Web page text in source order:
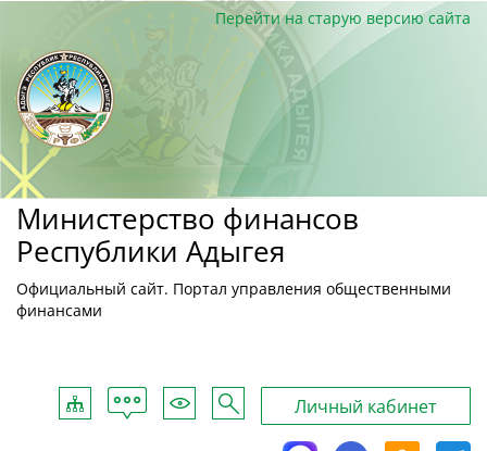
Министерство финансов
Республики Адыгея
Официальный сайт. Портал управления общественными
финансами
Карта
сайта
Обратная
связь
Для
слабовидящих
Поиск
Личный кабинет
Перейти на старую версию сайта